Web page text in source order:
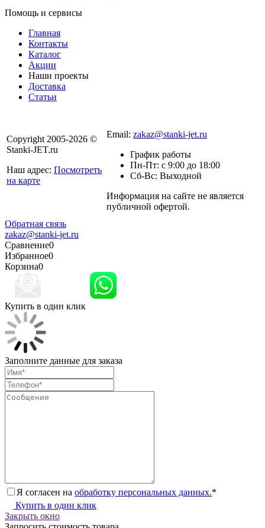
Помощь и сервисы
Главная
Контакты
Каталог
Акции
Наши проекты
Доставка
Статьи
Copyright 2005-2026 ©
Stanki-JET.ru
Наш адрес: Посмотреть
на карте
Email: zakaz@stanki-jet.ru
График работы
Пн-Пт: с 9:00 до 18:00
Сб-Вс: Выходной
Информация на сайте не является
публичной офертой.
Обратная связь
zakaz@stanki-jet.ru
Сравнение0
Избранное0
Корзина0
Купить в один клик
Заполните данные для заказа
Я согласен на обработку персональных данных.*
Купить в один клик
Закрыть окно